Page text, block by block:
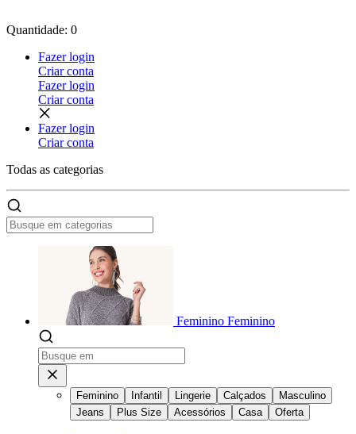
Quantidade: 0
Fazer login
Criar conta
Fazer login
Criar conta
Fazer login
Criar conta
Todas as categorias
Feminino Feminino
Feminino Infantil Lingerie Calçados
Masculino
Jeans
Plus Size Acessórios Casa Oferta